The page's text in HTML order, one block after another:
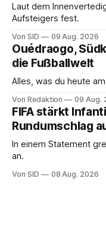
Laut dem
Aufsteigers fest.
Von SID 09 Aug. 2026
Ouédraogo,
die Fußballwelt
Alles, was du heute
Von Redaktion 09 Aug.
FIFA stärkt
Rundumschlag
In einem Statement
an.
Von SID 08 Aug. 2026